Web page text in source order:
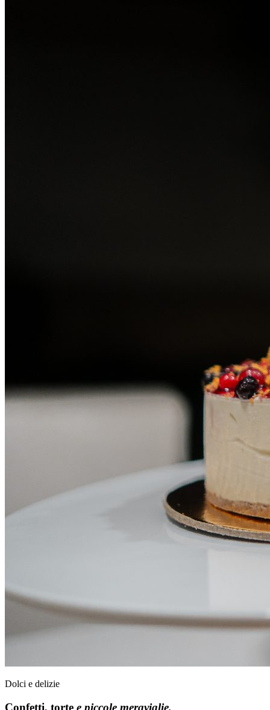
Dolci e delizie
Confetti, torte e piccole meraviglie.